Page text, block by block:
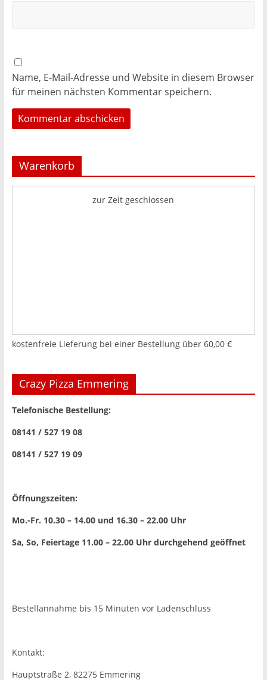
Name, E-Mail-Adresse und Website in diesem Browser
für meinen nächsten Kommentar speichern.
Warenkorb
zur Zeit geschlossen
kostenfreie Lieferung bei einer Bestellung über 60,00 €
Crazy Pizza Emmering
Telefonische Bestellung:
08141 / 527 19 08
08141 / 527 19 09
Öffnungszeiten:
Mo.-Fr. 10.30 – 14.00 und 16.30 – 22.00 Uhr
Sa, So, Feiertage 11.00 – 22.00 Uhr durchgehend geöffnet
Bestellannahme bis 15 Minuten vor Ladenschluss
Kontakt:
Hauptstraße 2, 82275 Emmering